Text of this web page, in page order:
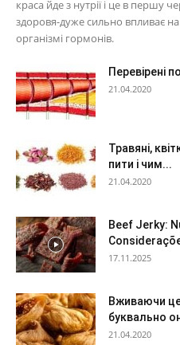
краса йде з нутрії і це в першу
здоровя-дуже сильно впливає
організмі гормонів.
Перевірені
21.04.2020
Травяні,
пити і чим...
21.04.2020
Beef Jerky:
17.11.2025
Вживаючи це
буквально
21.04.2020